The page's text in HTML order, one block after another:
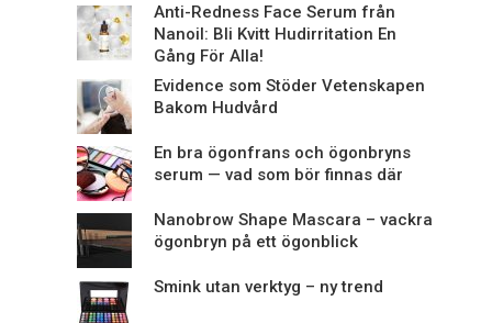
Anti-Redness Face Serum från
Nanoil: Bli Kvitt Hudirritation En
Gång För Alla!
Evidence som Stöder Vetenskapen
Bakom Hudvård
En bra ögonfrans och ögonbryns
serum — vad som bör finnas där
Nanobrow Shape Mascara – vackra
ögonbryn på ett ögonblick
Smink utan verktyg – ny trend